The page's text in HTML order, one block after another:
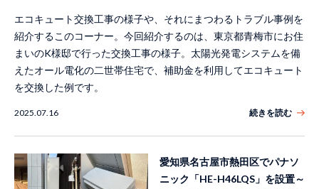
エコキュート交換工事の様子や、それにまつわるトラブル事例を
紹介するこのコーナー。今回紹介するのは、東京都青梅市にお住
まいのK様邸で行った交換工事の様子。太陽光発電システムを備
えたオール電化の二世帯住宅で、補助金を利用してエコキュート
を交換した例です。
2025.07.16 続きを読む
愛知県名古屋市熱田区でパナソ
ニック「HE-H46LQS」を設置～